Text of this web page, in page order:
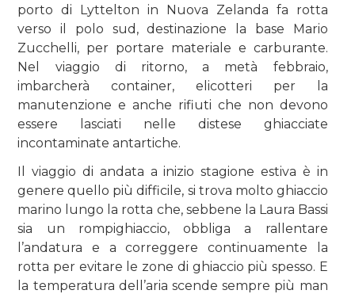
porto di Lyttelton in Nuova Zelanda fa rotta
verso il polo sud, destinazione la base Mario
Zucchelli, per portare materiale e carburante.
Nel viaggio di ritorno, a metà febbraio,
imbarcherà container, elicotteri per la
manutenzione e anche rifiuti che non devono
essere lasciati nelle distese ghiacciate
incontaminate antartiche.
Il viaggio di andata a inizio stagione estiva è in
genere quello più difficile, si trova molto ghiaccio
marino lungo la rotta che, sebbene la Laura Bassi
sia un rompighiaccio, obbliga a rallentare
l’andatura e a correggere continuamente la
rotta per evitare le zone di ghiaccio più spesso. E
la temperatura dell’aria scende sempre più man